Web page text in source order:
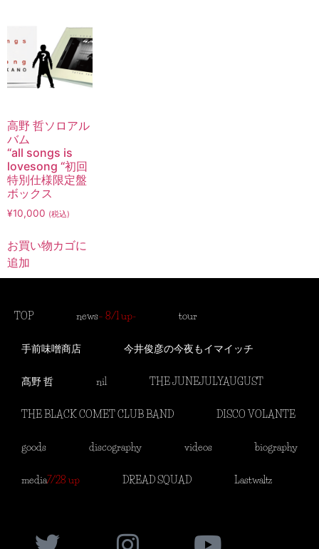
高野 哲ソロアル
バム
“all songs is
lovesong “初回
特別仕様限定盤
ボックス
¥10,000 (税込)
お買い物カゴに
追加
TOP news– 8/1 up- tour
手前味噌商店 今井俊彦の今夜もイマイッチ
髙野 哲 nil THE JUNEJULYAUGUST
THE BLACK COMET CLUB BAND DISCO VOLANTE
goods discography videos biography
media7/28 up DREAD SQUAD Lastwaltz